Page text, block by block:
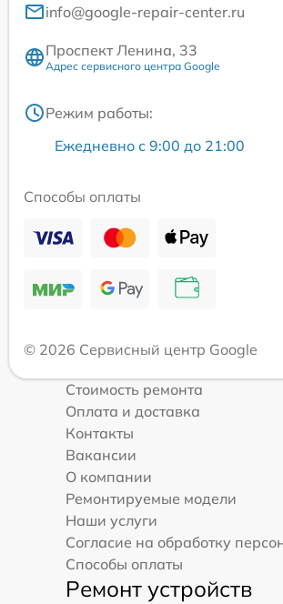
info@google-repair-center.ru
Проспект Ленина, 33
Адрес сервисного центра Google
Режим работы:
Ежедневно с 9:00 до 21:00
Способы оплаты
© 2026 Сервисный центр Google
Стоимость ремонта
Оплата и доставка
Контакты
Вакансии
О компании
Ремонтируемые модели
Наши услуги
Согласие на обработку
Способы оплаты
Ремонт устройств